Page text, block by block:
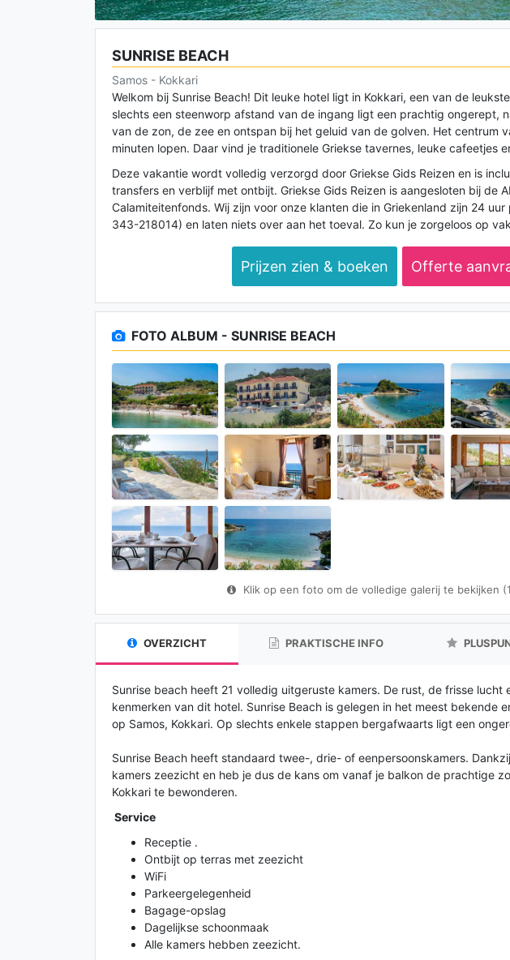
SUNRISE BEACH
Samos - Kokkari
Welkom bij Sunrise Beach! Dit leuke hotel ligt in Kokkari, een van de
slechts een steenworp afstand van de ingang ligt een prachtig ongerept,
van de zon, de zee en ontspan bij het geluid van de golven. Het centrum
minuten lopen. Daar vind je traditionele Griekse tavernes, leuke cafeetjes
Deze vakantie wordt volledig verzorgd door Griekse Gids Reizen en is
transfers en verblijf met ontbijt. Griekse Gids Reizen is aangesloten bij de
Calamiteitenfonds. Wij zijn voor onze klanten die in Griekenland zijn 24
343-218014) en laten niets over aan het toeval. Zo kun je zorgeloos op
Prijzen zien & boeken Offerte
FOTO ALBUM - SUNRISE BEACH
Klik op een foto om de volledige galerij te bekijken
OVERZICHT PRAKTISCHE INFO
Sunrise beach heeft 21 volledig uitgeruste kamers. De rust, de frisse lucht
kenmerken van dit hotel. Sunrise Beach is gelegen in het meest bekende
op Samos, Kokkari. Op slechts enkele stappen bergafwaarts ligt een
Sunrise Beach heeft standaard twee-, drie- of eenpersoonskamers.
kamers zeezicht en heb je dus de kans om vanaf je balkon de prachtige
Kokkari te bewonderen.
Service
Receptie .
Ontbijt op terras met zeezicht
WiFi
Parkeergelegenheid
Bagage-opslag
Dagelijkse schoonmaak
Alle kamers hebben zeezicht.